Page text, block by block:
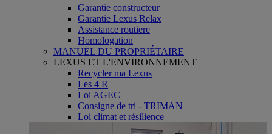
Garantie constructeur
Garantie Lexus Relax
Assistance routiere
Homologation
MANUEL DU PROPRIÉTAIRE
LEXUS ET L'ENVIRONNEMENT
Recycler ma Lexus
Les 4 R
Loi AGEC
Consigne de tri - TRIMAN
Loi climat et résilience